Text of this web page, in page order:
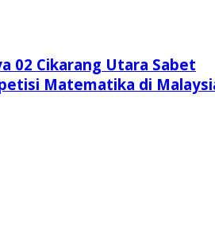
02 Cikarang Utara Sabet
Matematika di